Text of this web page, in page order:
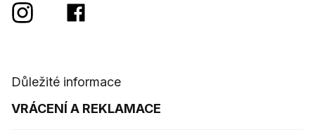
Důležité informace
VRÁCENÍ A REKLAMACE